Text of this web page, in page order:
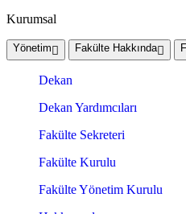
Kurumsal
Yönetim Fakülte Hakkında
Dekan
Dekan Yardımcıları
Fakülte Sekreteri
Fakülte Kurulu
Fakülte Yönetim Kurulu